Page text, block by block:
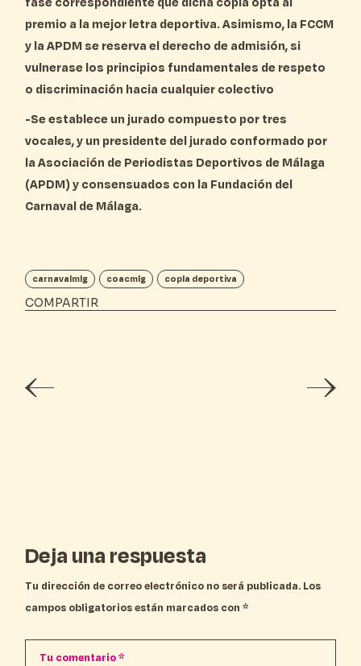
premio a la mejor letra deportiva. Asimismo, la FCCM
y la APDM se reserva el derecho de admisión, si
vulnerase los principios fundamentales de respeto
o discriminación hacia cualquier colectivo
-Se establece un jurado compuesto por tres
vocales, y un presidente del jurado conformado por
la Asociación de Periodistas Deportivos de Málaga
(APDM) y consensuados con la Fundación del
Carnaval de Málaga.
carnavalmlg coacmlg copla deportiva
COMPARTIR
Deja una respuesta
Tu dirección de correo electrónico no será publicada. Los
campos obligatorios están marcados con*